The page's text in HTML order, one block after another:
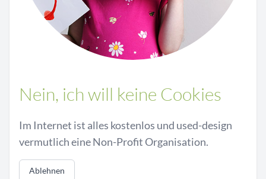
Nein, ich will keine Cookies
Im Internet ist alles kostenlos und used-design
vermutlich eine Non-Profit Organisation.
Ablehnen